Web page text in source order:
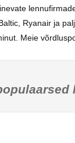
Ryanair ja
Meie